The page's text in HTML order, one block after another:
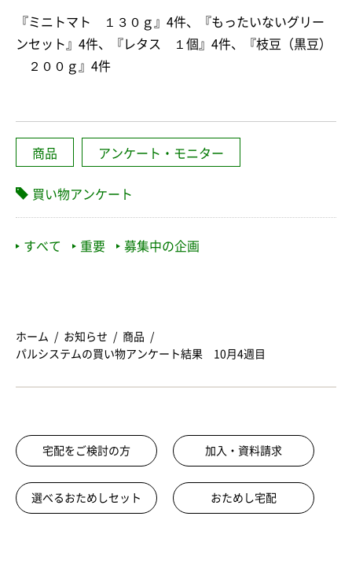
『ミニトマト １３０ｇ』4件、『もったいないグリー
ンセット』4件、『レタス １個』4件、『枝豆（黒豆）
２００ｇ』4件
商品 アンケート・モニター
買い物アンケート
すべて 重要 募集中の企画
ホーム お知らせ
商品
パルシステムの買い物アンケート結果 10月4週目
宅配をご検討の方 加入・資料請求
選べるおためしセット おためし宅配